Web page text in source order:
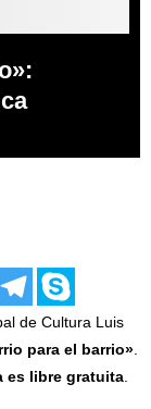
de Cultura Luis
para el barrio»
es libre gratuita